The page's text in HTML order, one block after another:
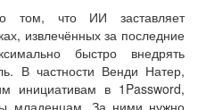
том, что ИИ заставляет
извлечённых за последние
быстро внедрять
В частности Венди Натер,
инициативам в 1Password,
младенцам. За ними нужно